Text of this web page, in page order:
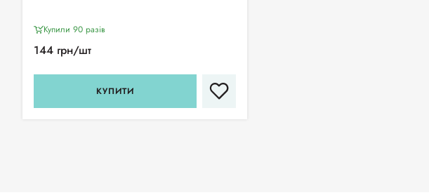
Купили 90 разiв
144 грн/шт
КУПИТИ